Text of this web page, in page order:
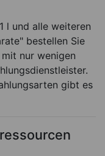
l und alle weiteren
bestellen Sie
nur wenigen
gibt es